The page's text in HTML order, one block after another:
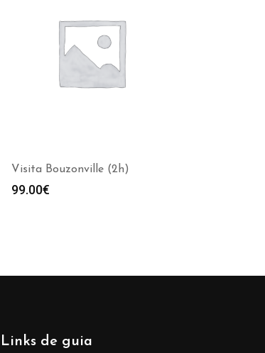
Visita Bouzonville (2h)
99.00€
Links de guia